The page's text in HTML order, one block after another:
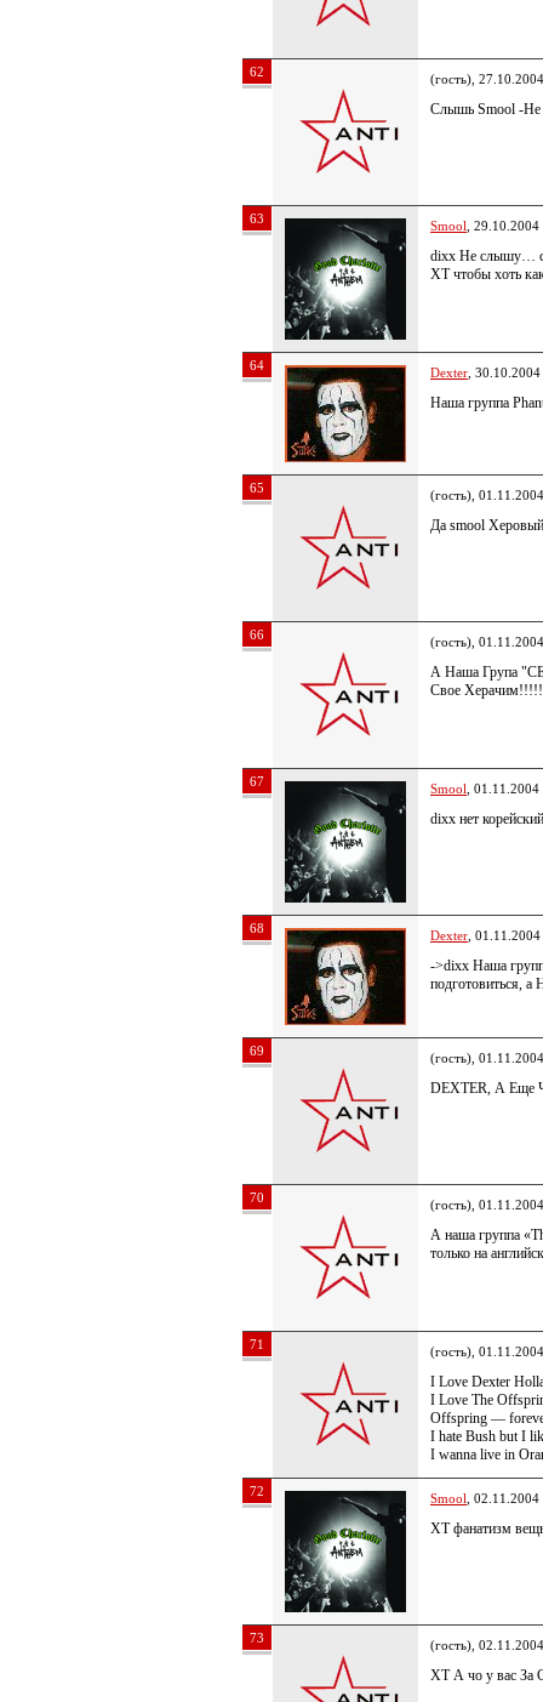
62 (гость),
Слышь Smool -Не
63 Smool ,
dixx Не слышу…
XT чтобы хоть
64 Dexter ,
Наша группа
65 (гость),
Да smool
66 (гость),
А Наша Група
Свое
67 Smool ,
dixx нет
68 Dexter ,
->dixx Наша
подготовиться, а
69 (гость),
DEXTER, А Еще
70 (гость),
А наша группа
только на
71 (гость),
I Love Dexter
I Love The
Offspring —
I hate Bush but I
I wanna live in
72 Smool ,
XT фанатизм
73 (гость),
XT А чо у вас За